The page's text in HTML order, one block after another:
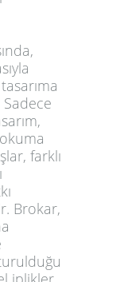
farklı
Brokar,